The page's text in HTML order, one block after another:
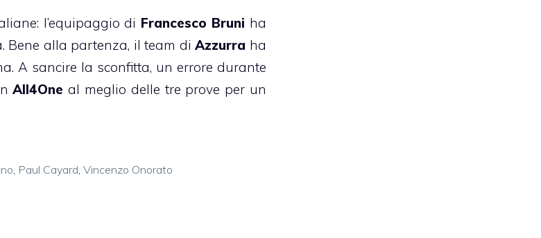
l’equipaggio di Francesco Bruni ha
Bene alla partenza, il team diAzzurra ha
A sancire la sconfitta, un errore durante
All4Oneal meglio delle tre prove per un
, Paul Cayard, Vincenzo Onorato